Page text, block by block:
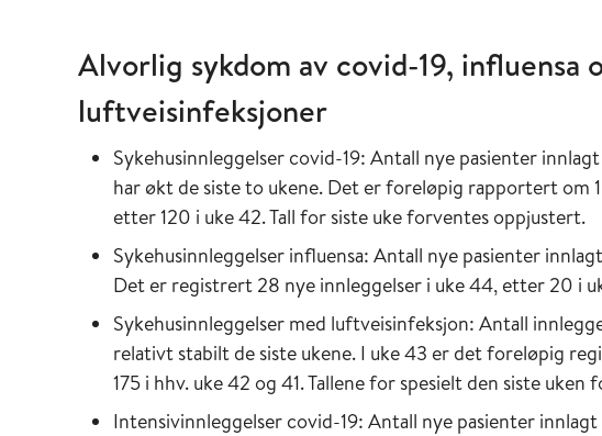
Alvorlig sykdom av covid-19, influensa
luftveisinfeksjoner
Sykehusinnleggelser covid-19: Antall nye pasienter
har økt de siste to ukene. Det er foreløpig rapportert om
etter 120 i uke 42. Tall for siste uke forventes oppjustert.
Sykehusinnleggelser influensa: Antall nye pasienter
Det er registrert 28 nye innleggelser i uke 44, etter 20 i
Sykehusinnleggelser med luftveisinfeksjon: Antall
relativt stabilt de siste ukene. I uke 43 er det foreløpig
175 i hhv. uke 42 og 41. Tallene for spesielt den siste
Intensivinnleggelser covid-19: Antall nye pasienter